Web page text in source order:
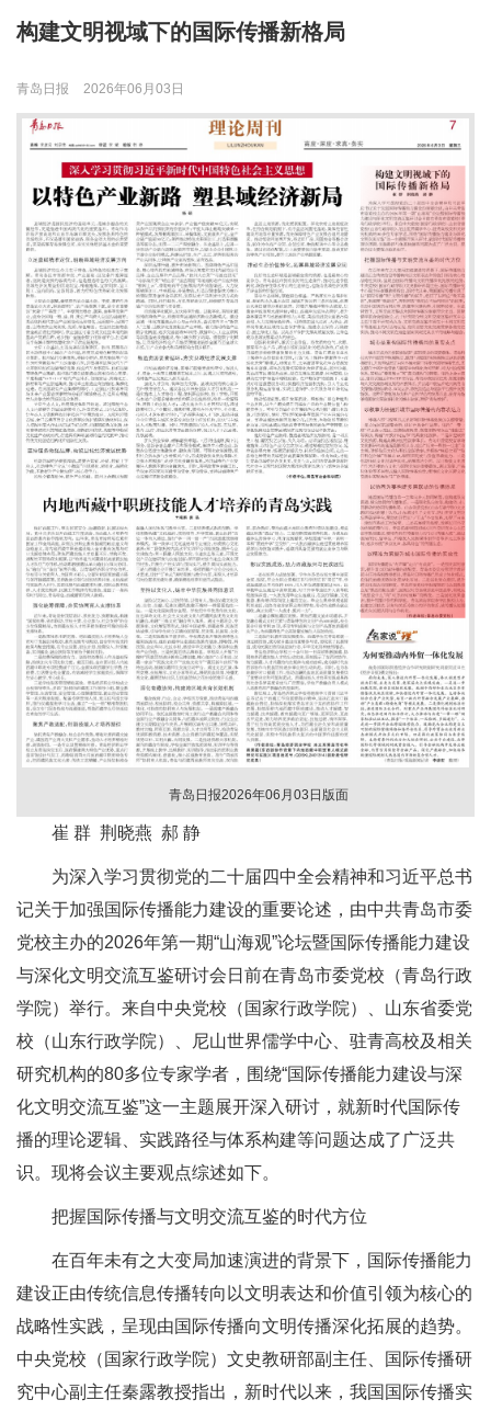
构建文明视域下的国际传播新格局
青岛日报 2026年06月03日
青岛日报2026年06月03日版面
崔 群 荆晓燕 郝 静
为深入学习贯彻党的二十届四中全会精神和习近平总书
记关于加强国际传播能力建设的重要论述，由中共青岛市委
党校主办的2026年第一期“山海观”论坛暨国际传播能力建设
与深化文明交流互鉴研讨会日前在青岛市委党校（青岛行政
学院）举行。来自中央党校（国家行政学院）、山东省委党
校（山东行政学院）、尼山世界儒学中心、驻青高校及相关
研究机构的80多位专家学者，围绕“国际传播能力建设与深
化文明交流互鉴”这一主题展开深入研讨，就新时代国际传
播的理论逻辑、实践路径与体系构建等问题达成了广泛共
识。现将会议主要观点综述如下。
把握国际传播与文明交流互鉴的时代方位
在百年未有之大变局加速演进的背景下，国际传播能力
建设正由传统信息传播转向以文明表达和价值引领为核心的
战略性实践，呈现由国际传播向文明传播深化拓展的趋势。
中央党校（国家行政学院）文史教研部副主任、国际传播研
究中心副主任秦露教授指出，新时代以来，我国国际传播实